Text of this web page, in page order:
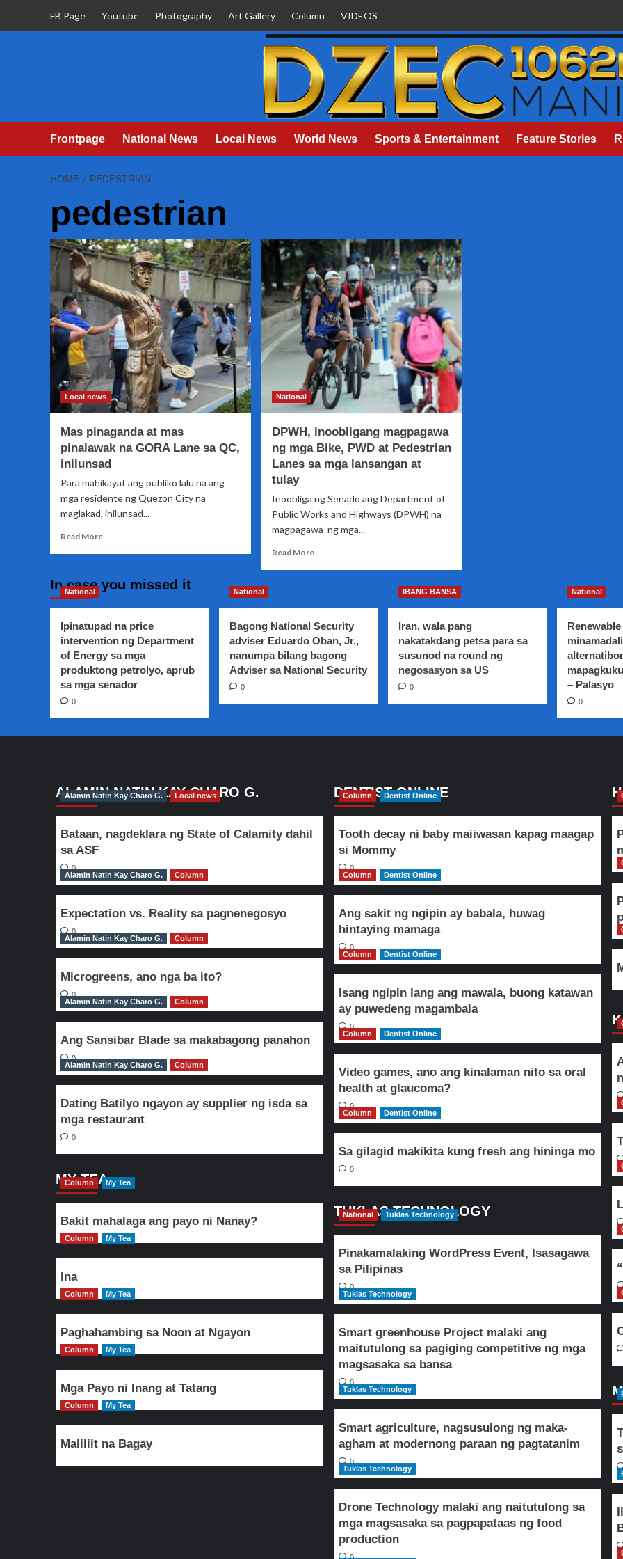
FB Page Youtube Photography Art Gallery Column VIDEOS
Frontpage National News Local News World News Sports & Entertainment Feature Stories
HOME PEDESTRIAN
pedestrian
Local news
Mas pinaganda at mas
pinalawak na GORA Lane sa QC,
inilunsad
Para mahikayat ang publiko lalu na ang
mga residente ng Quezon City na
maglakad, inilunsad...
Read MoreRead
pinaganda
pinalawak
na
GORA
Lane
National
DPWH, inoobligang magpagawa
ng mga Bike, PWD at Pedestrian
Lanes sa mga lansangan at
tulay
Inoobliga ng Senado ang Department of
Public Works and Highways (DPWH) na
magpagawa ng mga...
Read MoreRead
ng
mga
Bike,
PWD
mga
In case you missed it
National
Ipinatupad na price
intervention ng Department
of Energy sa mga
produktong petrolyo, aprub
sa mga senador
0
National
Bagong National Security
adviser Eduardo Oban, Jr.,
nanumpa bilang bagong
Adviser sa National Security
0
IBANG BANSA
Iran, wala pang
nakatakdang petsa para sa
susunod na round ng
negosasyon sa US
0
National
– Palasyo
0
ALAMIN NATIN KAY CHARO G.
Alamin Natin Kay Charo G. Local news
Bataan, nagdeklara ng State of Calamity dahil
sa ASF
0
Alamin Natin Kay Charo G.
Column
Expectation vs. Reality sa pagnenegosyo
0
Alamin Natin Kay Charo G.
Column
Microgreens, ano nga ba ito?
0
Alamin Natin Kay Charo G.
Column
Ang Sansibar Blade sa makabagong panahon
0
Alamin Natin Kay Charo G.
Column
Dating Batilyo ngayon ay supplier ng isda sa
mga restaurant
0
MY TEA
Column My Tea
Bakit mahalaga ang payo ni Nanay?
Column My Tea
Ina
Column My Tea
Paghahambing sa Noon at Ngayon
Column My Tea
Mga Payo ni Inang at Tatang
Column My Tea
Maliliit na Bagay
DENTIST ONLINE
Column Dentist Online
Tooth decay ni baby maiiwasan kapag maagap
si Mommy
0
Column
Dentist Online
Ang sakit ng ngipin ay babala, huwag
hintaying mamaga
0
Column
Dentist Online
Isang ngipin lang ang mawala, buong katawan
ay puwedeng magambala
0
Column
Dentist Online
Video games, ano ang kinalaman nito sa oral
health at glaucoma?
0
Column
Dentist Online
Sa gilagid makikita kung fresh ang hininga mo
0
TUKLAS TECHNOLOGY
National Tuklas Technology
Pinakamalaking WordPress Event, Isasagawa
sa Pilipinas
0
Tuklas Technology
Smart greenhouse Project malaki ang
maitutulong sa pagiging competitive ng mga
magsasaka sa bansa
0
Tuklas Technology
Smart agriculture, nagsusulong ng maka-
agham at modernong paraan ng pagtatanim
0
Tuklas Technology
Drone Technology malaki ang naitutulong sa
mga magsasaka sa pagpapataas ng food
production
0